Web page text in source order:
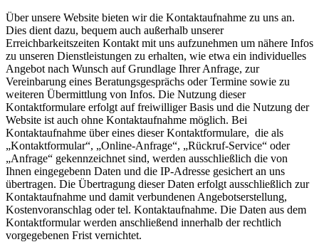
Über unsere Website bieten wir die Kontaktaufnahme zu uns an.
Dies dient dazu, bequem auch außerhalb unserer
Erreichbarkeitszeiten Kontakt mit uns aufzunehmen um nähere Infos
zu unseren Dienstleistungen zu erhalten, wie etwa ein individuelles
Angebot nach Wunsch auf Grundlage Ihrer Anfrage, zur
Vereinbarung eines Beratungsgesprächs oder Termine sowie zu
weiteren Übermittlung von Infos. Die Nutzung dieser
Kontaktformulare erfolgt auf freiwilliger Basis und die Nutzung der
Website ist auch ohne Kontaktaufnahme möglich. Bei
Kontaktaufnahme über eines dieser Kontaktformulare, die als
„Kontaktformular“, „Online-Anfrage“, „Rückruf-Service“ oder
„Anfrage“ gekennzeichnet sind, werden ausschließlich die von
Ihnen eingegebenn Daten und die IP-Adresse gesichert an uns
übertragen. Die Übertragung dieser Daten erfolgt ausschließlich zur
Kontaktaufnahme und damit verbundenen Angebotserstellung,
Kostenvoranschlag oder tel. Kontaktaufnahme. Die Daten aus dem
Kontaktformular werden anschließend innerhalb der rechtlich
vorgegebenen Frist vernichtet.